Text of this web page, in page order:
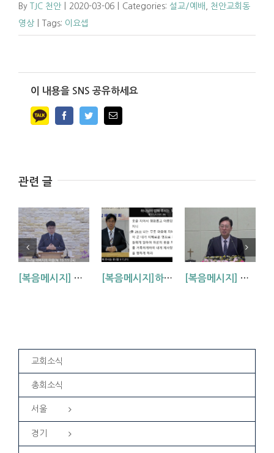
By TJC 천안 2020-03-06 Categories: 설교/예배
천안교회동
영상
Tags: 이요셉
이 내용을 SNS 공유하세요
FacebookTwitterEmail
관련 글
[복음메시지] 하나님 아버지의 마음 (눅15:11~24) [복음메시지]하나님이 입혀주시는 옷 (창 3:7,21) [복음메시지] 엘리야 때(사도시대)처럼 (왕하 2:1-14)
교회소식
총회소식
서울
경기